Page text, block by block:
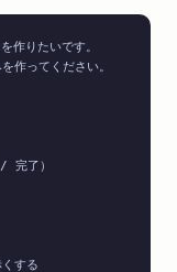
作りたいです。
作ってください。
完了）
する